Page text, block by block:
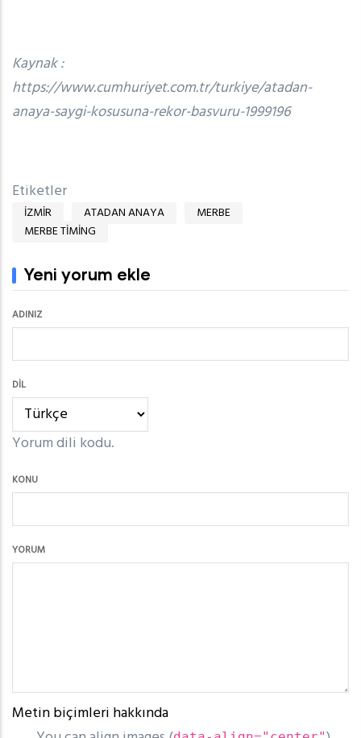
Kaynak :
https://www.cumhuriyet.com.tr/turkiye/atadan-
anaya-saygi-kosusuna-rekor-basvuru-1999196
Etiketler
IZMIR ATADAN ANAYA
MERBE
MERBE TIMING
Yeni yorum ekle
ADINIZ
DIL
Yorum dili kodu.
KONU
YORUM
Metin biçimleri hakkında